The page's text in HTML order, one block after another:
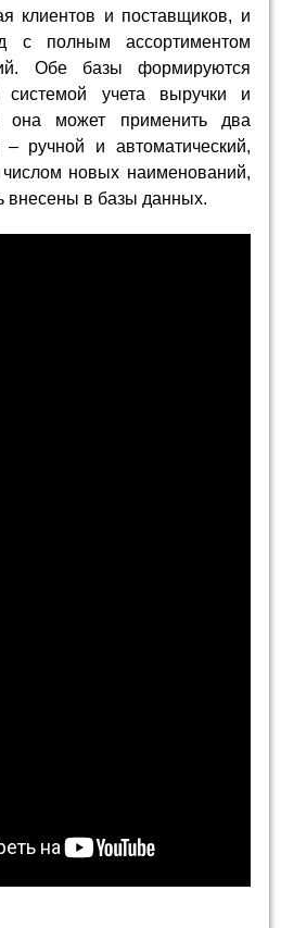
клиентов и поставщиков, и
с полным ассортиментом
Обе базы формируются
системой учета выручки и
может применить два
– ручной и автоматический,
новых наименований,
внесены в базы данных.